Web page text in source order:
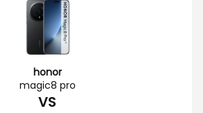
honor
magic8 pro
VS